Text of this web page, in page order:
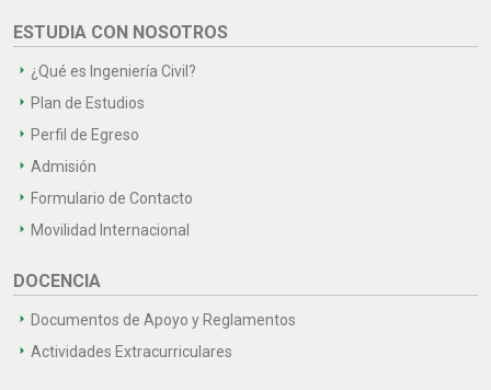
ESTUDIA CON NOSOTROS
¿Qué es Ingeniería Civil?
Plan de Estudios
Perfil de Egreso
Admisión
Formulario de Contacto
Movilidad Internacional
DOCENCIA
Documentos de Apoyo y Reglamentos
Actividades Extracurriculares